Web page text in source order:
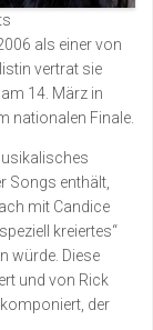
als einer von
vertrat sie
14. März in
nationalen Finale.
Songs enthält,
mit Candice
kreiertes“
würde. Diese
und von Rick
der